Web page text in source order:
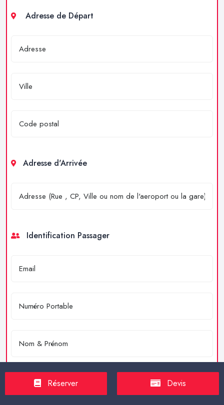
Adresse de Départ
Adresse d'Arrivée
Identification Passager
Merci de résoudre l'équation : 4 + 2 = ?
Réserver Devis